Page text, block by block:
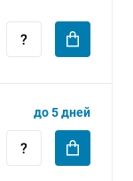
до 5 дней